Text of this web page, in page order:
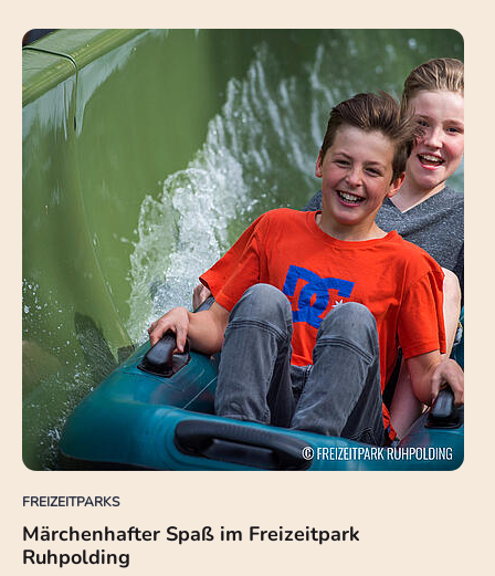
FREIZEITPARKS
Märchenhafter Spaß im Freizeitpark
Ruhpolding